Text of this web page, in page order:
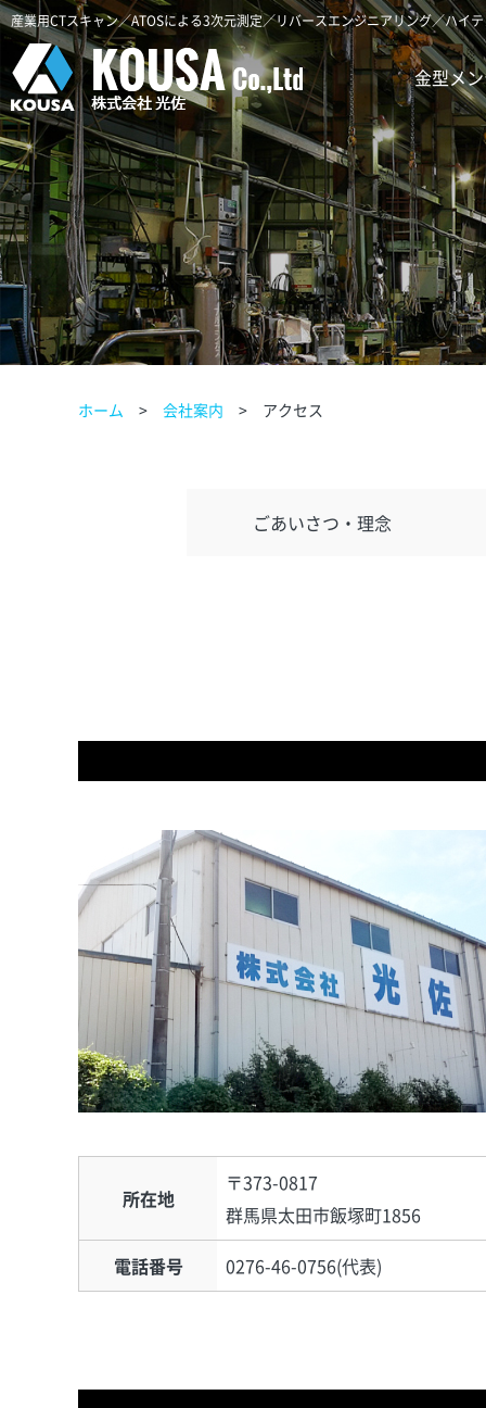
産業用CTスキャン／ATOSによる3次元測定／リバースエンジニアリング／ハイ
金型メ
ホーム 会社案内 アクセス
ごあいさつ・理念
所在地
〒373-0817
群馬県太田市飯塚町1856
電話番号
0276-46-0756(代表)